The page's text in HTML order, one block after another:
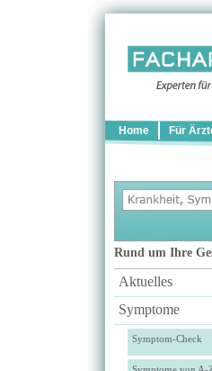
Home Für
Rund um Ihre
Aktuelles
Symptome
Symptom-Check